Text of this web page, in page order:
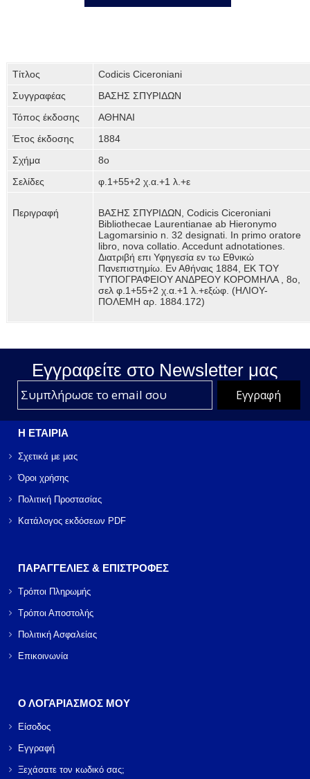
Τίτλος
Codicis Ciceroniani
Συγγραφέας
ΒΑΣΗΣ ΣΠΥΡΙΔΩΝ
Τόπος έκδοσης
ΑΘΗΝΑΙ
Έτος έκδοσης
1884
Σχήμα
8ο
Σελίδες
φ.1+55+2 χ.α.+1 λ.+ε
Περιγραφή
ΒΑΣΗΣ ΣΠΥΡΙΔΩΝ, Codicis Ciceroniani
Bibliothecae Laurentianae ab Hieronymo
Lagomarsinio n. 32 designati. In primo oratore
libro, nova collatio. Accedunt adnotatiοnes.
Διατριβή επι Υφηγεσία εν τω Εθνικώ
Πανεπιστημίω. Εν Αθήναις 1884, ΕΚ ΤΟΥ
ΤΥΠΟΓΡΑΦΕΙΟΥ ΑΝΔΡΕΟΥ ΚΟΡΟΜΗΛΑ , 8ο,
σελ φ.1+55+2 χ.α.+1 λ.+εξώφ. (ΗΛΙΟΥ-
ΠΟΛΕΜΗ αρ. 1884.172)
Εγγραφείτε στο Νewsletter μας
Η ΕΤΑΙΡΙΑ
Σχετικά με μας
Όροι χρήσης
Πολιτική Προστασίας
Κατάλογος εκδόσεων PDF
ΠΑΡΑΓΓΕΛΙΕΣ & ΕΠΙΣΤΡΟΦΕΣ
Τρόποι Πληρωμής
Τρόποι Αποστολής
Πολιτική Ασφαλείας
Επικοινωνία
Ο ΛΟΓΑΡΙΑΣΜΟΣ ΜΟΥ
Είσοδος
Εγγραφή
Ξεχάσατε τον κωδικό σας;